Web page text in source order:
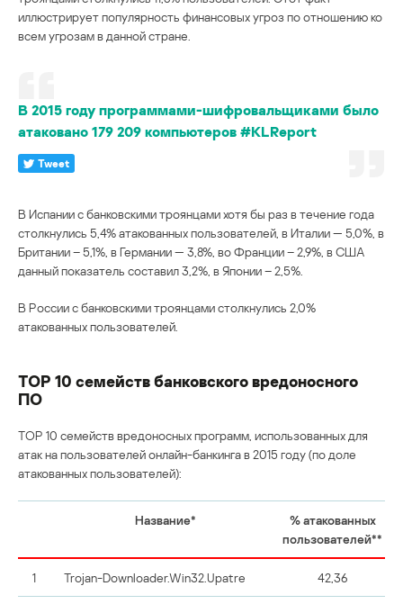
иллюстрирует популярность финансовых угроз по отношению ко
всем угрозам в данной стране.
В 2015 году программами-шифровальщиками было
атаковано 179 209 компьютеров #KLReport
Tweet
В Испании с банковскими троянцами хотя бы раз в течение года
столкнулись 5,4% атакованных пользователей, в Италии — 5,0%, в
Британии – 5,1%, в Германии — 3,8%, во Франции – 2,9%, в США
данный показатель составил 3,2%, в Японии – 2,5%.
В России с банковскими троянцами столкнулись 2,0%
атакованных пользователей.
TOP 10 семейств банковского вредоносного
ПО
TOP 10 семейств вредоносных программ, использованных для
атак на пользователей онлайн-банкинга в 2015 году (по доле
атакованных пользователей):
Название*
% атакованных
пользователей**
1 Trojan-Downloader.Win32.Upatre 42,36